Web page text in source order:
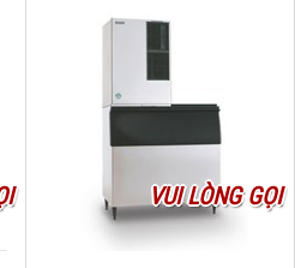
VUI LÒNG GỌI